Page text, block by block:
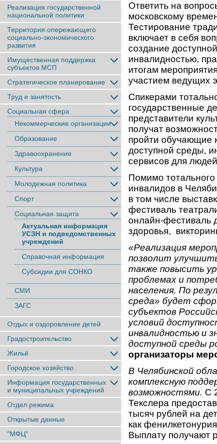
Реализация государственной
национальной политики
Территория опережающего
социально-экономического
развития
Имущественная поддержка
субъектов МСП
Стратегическое планирование
Труд и занятость
Социальная сфера
Некоммерческие организации
Образование
Здравоохранение
Культура
Молодежная политика
Спорт
Социальная защита
Актуальная информация
УСЗН и подведомственных
учреждений
Справочная информация
Субсидии для СОНКО
СМИ
ЗАГС
Отдых и оздоровление детей
Градостроительство
Жильё
Городское хозяйство
Информация государственных
и муниципальных учреждений
Отдел режима
Открытые данные
"МФЦ"
Ответить на
московскому
Тестирование
включает в себя
создание
инвалидностью,
итогам
участием ведущих
Спикерами
государственные
представители
получат
пройти обучающие
доступной среды,
сервисов для
Помимо
инвалидов в
в том числе
фестиваль
онлайн-фестиваль
здоровья,
«Реализация
позволит
также повысить
проблемах и
населения. По
среда» будет
субъектов
условий
инвалидностью и
доступной среды
организаторы
В Челябинской
комплексную
возможностями. С
Текслера
тысяч рублей на
как
Выплату получают